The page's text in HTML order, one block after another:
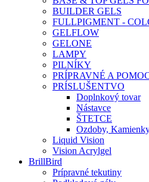
BUILDER GELS
FULLPIGMENT -
GELFLOW
GELONE
LAMPY
PILNÍKY
PRÍPRAVNÉ A
PRÍSLUŠENTVO
Doplnkový tovar
Nástavce
ŠTETCE
Ozdoby,
Liquid Vision
Vision Acrylgel
BrillBird
Prípravné tekutiny